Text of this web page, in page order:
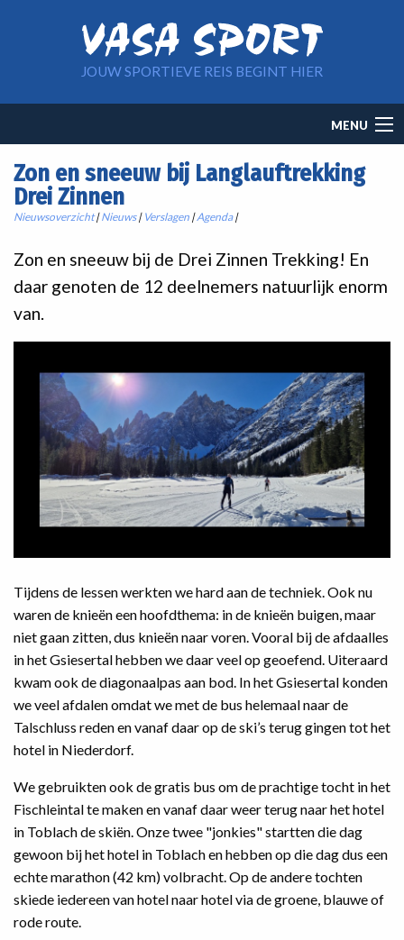
JOUW SPORTIEVE REIS BEGINT HIER
navigation
MENU
Zon en sneeuw bij Langlauftrekking
Drei Zinnen
Nieuwsoverzicht|Nieuws| Verslagen |Agenda|
Zon en sneeuw bij de Drei Zinnen Trekking! En
daar genoten de 12 deelnemers natuurlijk enorm
van.
Tijdens de lessen werkten we hard aan de techniek. Ook nu
waren de knieën een hoofdthema: in de knieën buigen, maar
niet gaan zitten, dus knieën naar voren. Vooral bij de afdaalles
in het Gsiesertal hebben we daar veel op geoefend. Uiteraard
kwam ook de diagonaalpas aan bod. In het Gsiesertal konden
we veel afdalen omdat we met de bus helemaal naar de
Talschluss reden en vanaf daar op de ski’s terug gingen tot het
hotel in Niederdorf.
We gebruikten ook de gratis bus om de prachtige tocht in het
Fischleintal te maken en vanaf daar weer terug naar het hotel
in Toblach de skiën. Onze twee "jonkies" startten die dag
gewoon bij het hotel in Toblach en hebben op die dag dus een
echte marathon (42 km) volbracht. Op de andere tochten
skiede iedereen van hotel naar hotel via de groene, blauwe of
rode route.